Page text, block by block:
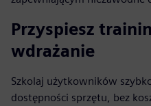
Przyspiesz
wdrażanie
Szkolaj użytkowników
dostępności sprzętu, bez